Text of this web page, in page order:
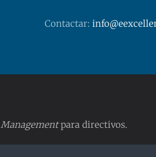
Contactar:
Managementpara directivos.